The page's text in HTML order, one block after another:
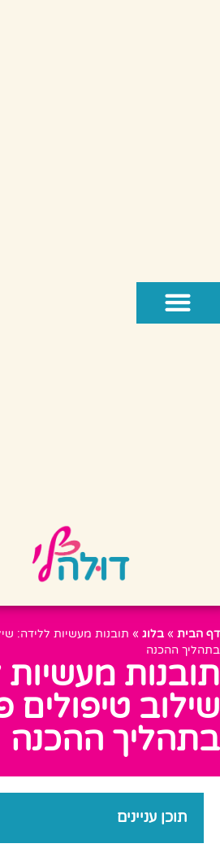
דף הבית » בלוג » תובנות מעשיות ללידה:
בתהליך ההכנה
תובנות מעשיות
שילוב טיפולים
בתהליך ההכנה
תוכן עניינים